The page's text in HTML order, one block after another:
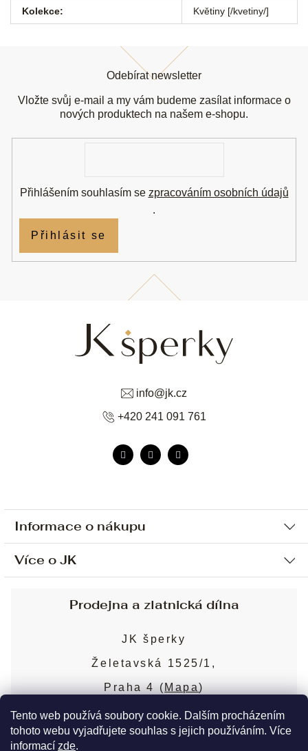
Tento web používá soubory cookie. Dalším procházením
tohoto webu vyjadřujete souhlas s jejich používáním. Více
informací zde.
Kolekce: Květiny [/kvetiny/]
Informace o nákupu
Ochrana osobních údajů
Sjednání osobní schůzky
Obchodní podmínky
Puncovní značky
Více o JK
Blog
Nejčastější dotazy
info@jk.cz
+420 241 091 761
Odebírat newsletter
Vložte svůj e-mail a my vám budeme zasílat informace o
nových produktech na našem e-shopu.
Přihlášením souhlasím se zpracováním osobních údajů
.
Přihlásit se
Prodejna a zlatnická dílna
JK šperky
Želetavská 1525/1,
Praha 4 ( Mapa)
Více o prodejně